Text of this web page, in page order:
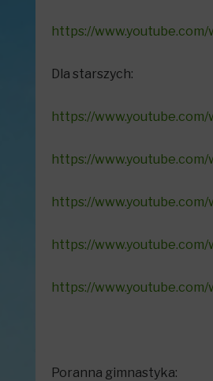
https://
Dla starszych:
https://
https://www.youtube.com/
https://www.youtube.com/
https://
https://
Poranna gimnastyka: